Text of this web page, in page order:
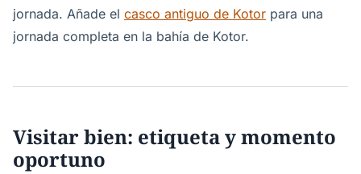
jornada. Añade el casco antiguo de Kotor para una
jornada completa en la bahía de Kotor.
Visitar bien: etiqueta y momento
oportuno